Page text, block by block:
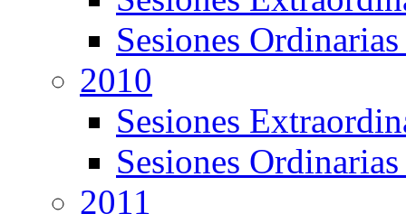
Sesiones
2010
Sesiones
Sesiones
2011